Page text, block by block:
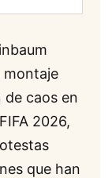
montaje
de caos en
2026,
que han